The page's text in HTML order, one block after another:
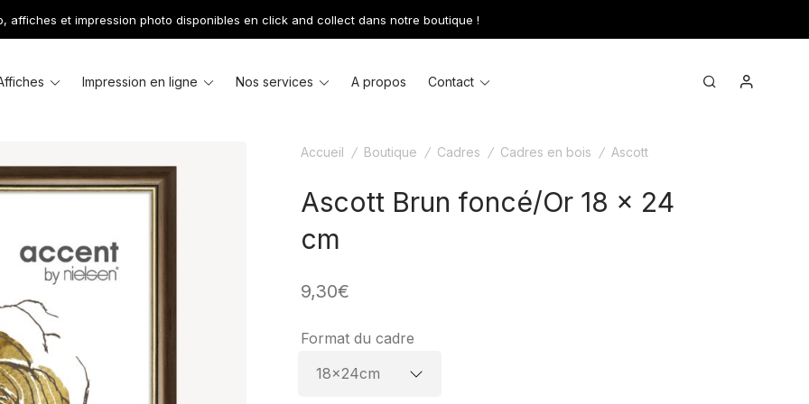
affiches et impression photo disponibles en click and collect dans notre boutique !
ToggleImpression en ligne
ToggleNos services
ToggleA propos Contact
Toggle
Search
Accueil / Boutique / Cadres / Cadres en bois / Ascott
Ascott Brun foncé/Or 18 x 24
cm
9,30€
Format du cadre